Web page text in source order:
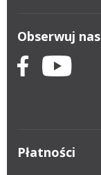
Obserwuj nas
Płatności